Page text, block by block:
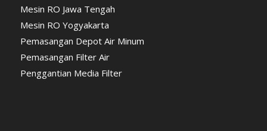
Mesin RO Jawa Tengah
Mesin RO Yogyakarta
Pemasangan Depot Air Minum
Pemasangan Filter Air
Penggantian Media Filter